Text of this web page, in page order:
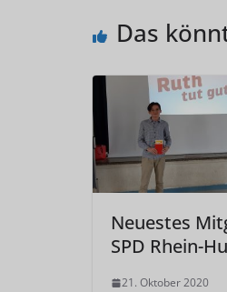
Das
Neuestes
SPD Rhein-
21. Oktober 2020